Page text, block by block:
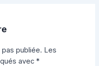
publiée. Les
avec*